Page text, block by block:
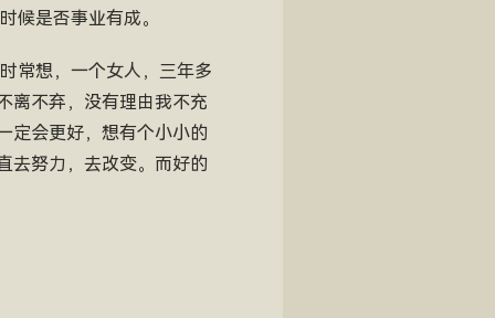
候是否事业有成。
常想，一个女人，三年多
离不弃，没有理由我不充
定会更好，想有个小小的
去努力，去改变。而好的